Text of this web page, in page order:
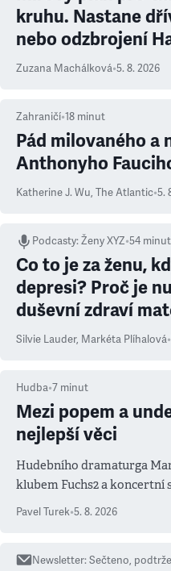
kruhu. Nastane
nebo odzbrojení
Zuzana Machálková•5. 8. 2026
Zahraničí•18 minut
Pád milovaného a
Anthonyho
Katherine J. Wu, The Atlantic•5.
Podcasty:Ženy XYZ•54 minut
Co to je za ženu,
depresi? Proč je
duševní zdraví
Silvie Lauder, Markéta Plíhalová•
Hudba•7 minut
Mezi popem a
nejlepší věci
Hudebního dramaturga
klubem Fuchs2 a koncertní
ale atmosféra
Pavel Turek•5. 8. 2026
Newsletter:Sečteno,